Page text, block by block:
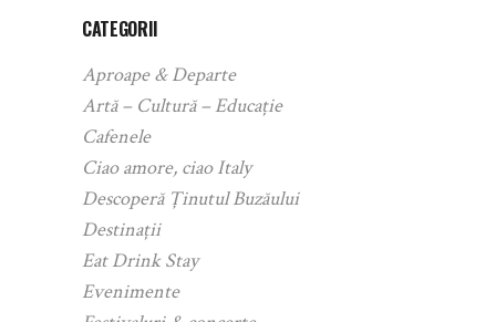
CATEGORII
Aproape & Departe
Artă – Cultură – Educație
Cafenele
Ciao amore, ciao Italy
Descoperă Ținutul Buzăului
Destinații
Eat Drink Stay
Evenimente